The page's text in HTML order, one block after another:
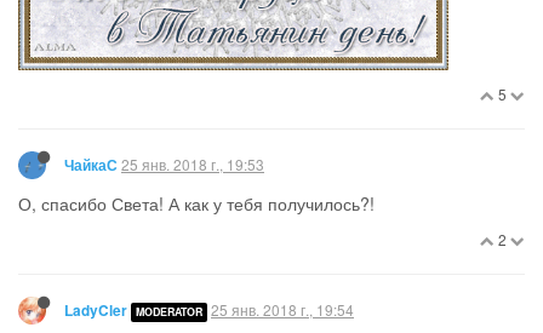
5
ЧайкаС25 янв. 2018 г., 19:53
О, спасибо Света! А как у тебя получилось?!
2
LadyCler MODERATOR 25 янв. 2018 г., 19:54